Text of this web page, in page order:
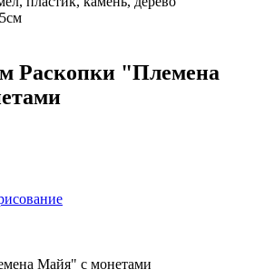
Раскопки "Племена
Майя" с монетами